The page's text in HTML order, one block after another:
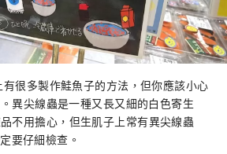
很多製作鮭魚子的方法，但你應該小心
異尖線蟲是一種又長又細的白色寄生
不用擔心，但生肌子上常有異尖線蟲
要仔細檢查。